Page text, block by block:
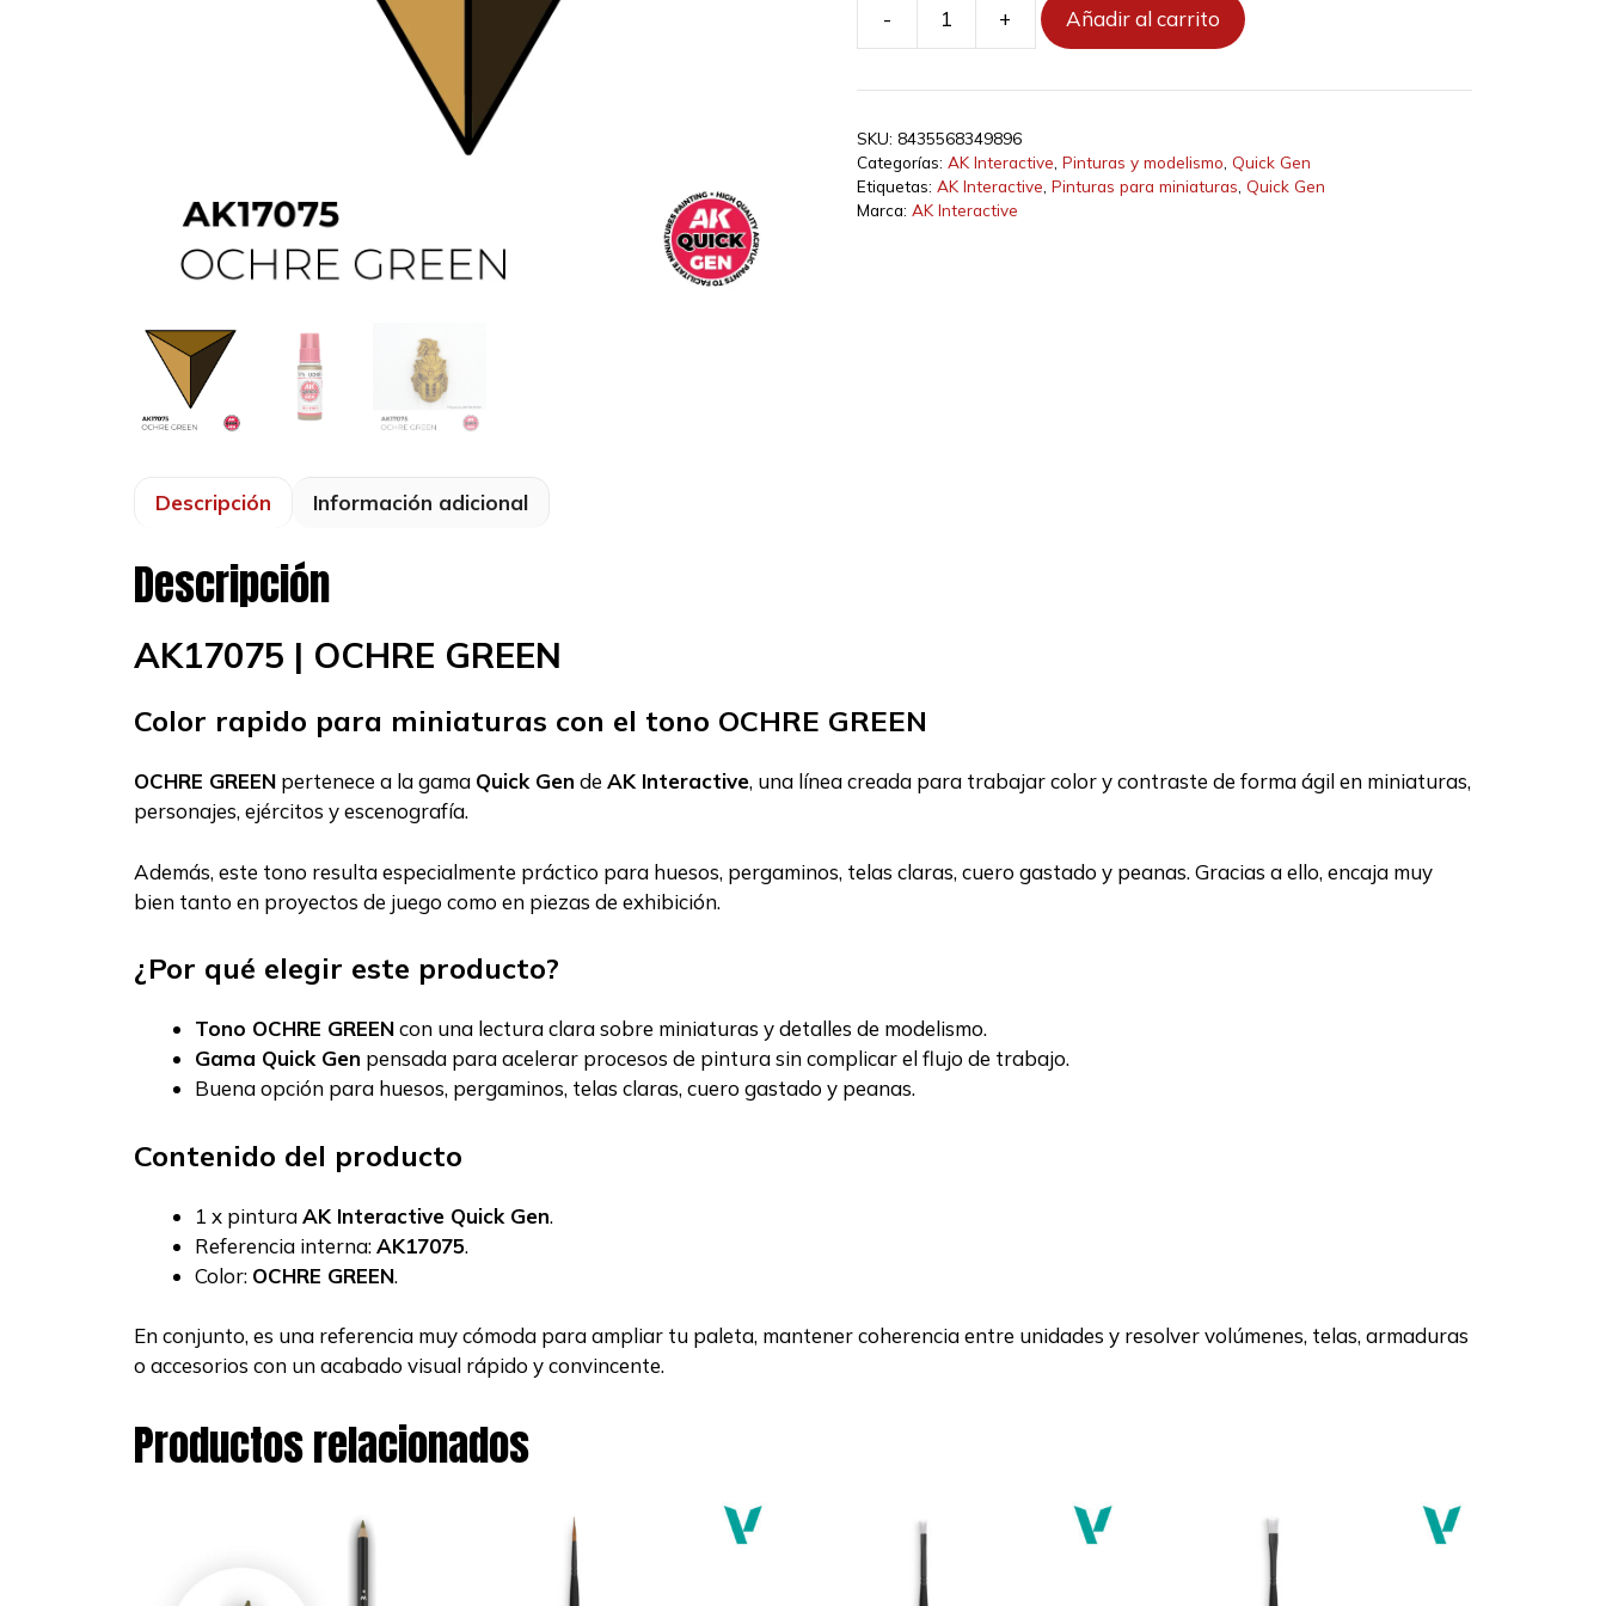
-
AK17075
|
GREEN
cantidad
+ Añadir al carrito
SKU: 8435568349896
Categorías: AK Interactive Pinturas y modelismo Quick Gen
Etiquetas: AK Interactive Pinturas para miniaturas Quick Gen
Marca: AK Interactive
Descripción Información adicional
Descripción
AK17075 | OCHRE GREEN
Color rapido para miniaturas con el tono OCHRE GREEN
OCHRE GREEN pertenece a la gama Quick Gen de AK Interactive, una línea creada para trabajar color y contraste de forma ágil en miniaturas,
personajes, ejércitos y escenografía.
Además, este tono resulta especialmente práctico para huesos, pergaminos, telas claras, cuero gastado y peanas. Gracias a ello, encaja muy
bien tanto en proyectos de juego como en piezas de exhibición.
¿Por qué elegir este producto?
Tono OCHRE GREENcon una lectura clara sobre miniaturas y detalles de modelismo.
Gama Quick Gen pensada para acelerar procesos de pintura sin complicar el flujo de trabajo.
Buena opción para huesos, pergaminos, telas claras, cuero gastado y peanas.
Contenido del producto
1 x pinturaAK Interactive Quick Gen.
Referencia interna:AK17075.
Color: OCHRE GREEN.
En conjunto, es una referencia muy cómoda para ampliar tu paleta, mantener coherencia entre unidades y resolver volúmenes, telas, armaduras
o accesorios con un acabado visual rápido y convincente.
Productos relacionados